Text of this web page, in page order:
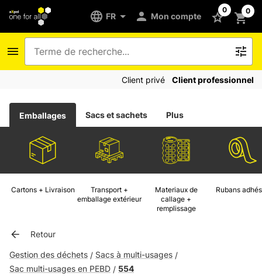
FR Mon compte
0 0
Client privé Client professionnel
Emballages Sacs et sachets Plus
Cartons + Livraison
Transport +
emballage extérieur
Materiaux de
callage +
remplissage
Rubans
Retour
Gestion des déchets / Sacs à multi-usages /
Sac multi-usages en PEBD / 554